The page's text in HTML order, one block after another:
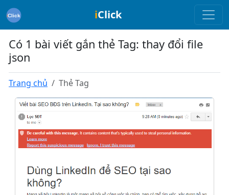
iClick
Có 1 bài viết gắn thẻ Tag: thay đổi file
json
Trang chủ Thẻ Tag